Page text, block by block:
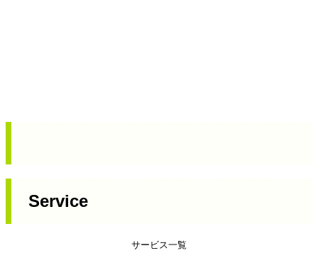
Service
サービス一覧